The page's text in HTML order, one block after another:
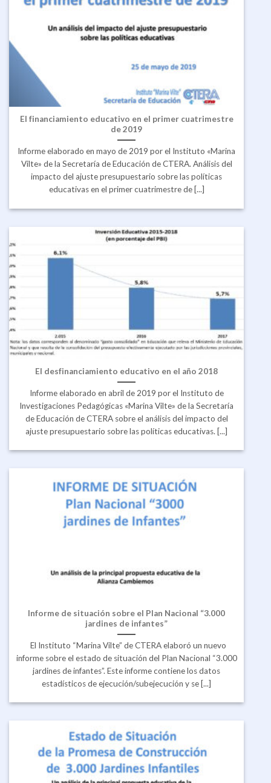
El financiamiento educativo en el primer cuatrimestre
de 2019
Informe elaborado en mayo de 2019 por el Instituto «Marina
Vilte» de la Secretaría de Educación de CTERA. Análisis del
impacto del ajuste presupuestario sobre las políticas
educativas en el primer cuatrimestre de [...]
El desfinanciamiento educativo en el año 2018
Informe elaborado en abril de 2019 por el Instituto de
Investigaciones Pedagógicas «Marina Vilte» de la Secretaría
de Educación de CTERA sobre el análisis del impacto del
ajuste presupuestario sobre las políticas educativas. [...]
Informe de situación sobre el Plan Nacional “3.000
jardines de infantes”
El Instituto “Marina Vilte” de CTERA elaboró un nuevo
informe sobre el estado de situación del Plan Nacional “3.000
jardines de infantes”. Este informe contiene los datos
estadísticos de ejecución/subejecución y se [...]